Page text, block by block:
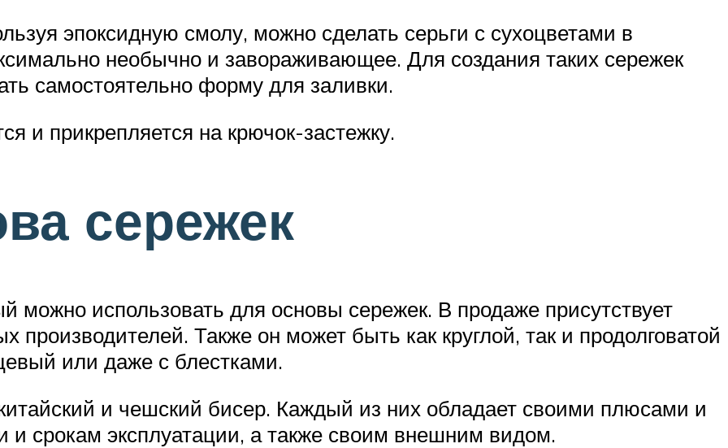
эпоксидную смолу, можно сделать серьги с сухоцветами в
необычно и завораживающее. Для создания таких сережек
самостоятельно форму для заливки.
и прикрепляется на крючок-застежку.
сережек
можно использовать для основы сережек. В продаже присутствует
производителей. Также он может быть как круглой, так и продолговатой
или даже с блестками.
и чешский бисер. Каждый из них обладает своими плюсами и
и срокам эксплуатации, а также своим внешним видом.